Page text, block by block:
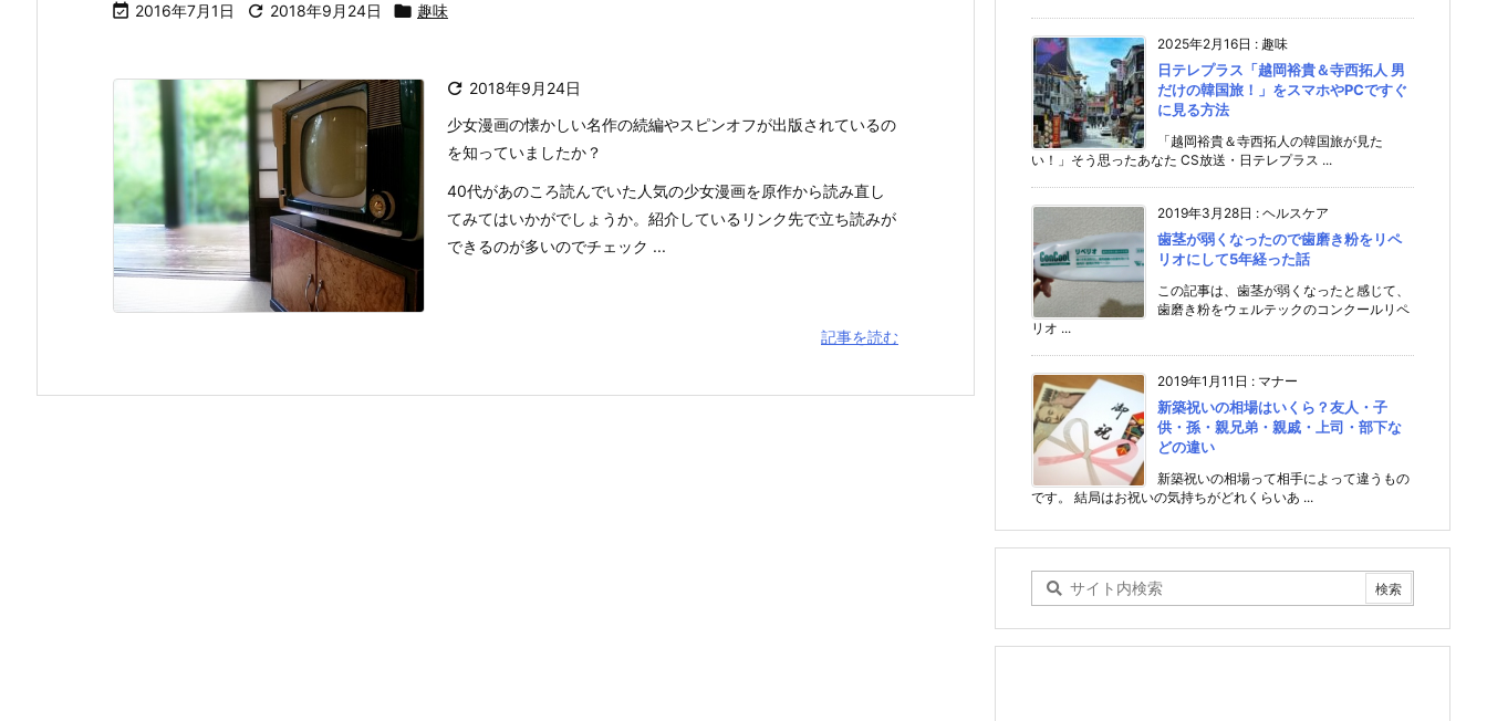
 2016年7月1日  2018年9月24日  趣味
 2018年9月24日
少女漫画の懐かしい名作の続編やスピンオフが出版されているの
を知っていましたか？
40代があのころ読んでいた人気の少女漫画を原作から読み直し
てみてはいかがでしょうか。紹介しているリンク先で立ち読みが
できるのが多いのでチェック ...
記事を読む
2025年2月16日 : 趣味
日テレプラス「越岡裕貴＆寺西拓人 男
だけの韓国旅！」をスマホやPCですぐ
に見る方法
「越岡裕貴＆寺西拓人の韓国旅が見た
い！」そう思ったあなた CS放送・日テレプラス ...
2019年3月28日 : ヘルスケア
歯茎が弱くなったので歯磨き粉をリペ
リオにして5年経った話
この記事は、歯茎が弱くなったと感じて、
歯磨き粉をウェルテックのコンクールリペ
リオ ...
2019年1月11日 : マナー
新築祝いの相場はいくら？友人・子
供・孫・親兄弟・親戚・上司・部下な
どの違い
新築祝いの相場って相手によって違うもの
です。 結局はお祝いの気持ちがどれくらいあ ...